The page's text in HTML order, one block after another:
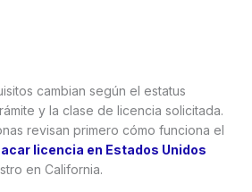
cambian según el estatus
y la clase de licencia solicitada.
revisan primero cómo funciona el
licencia en Estados Unidos
en California.